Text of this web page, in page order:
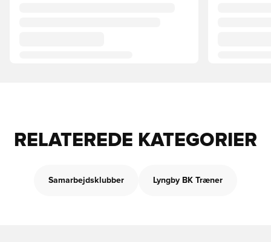
RELATEREDE KATEGORIER
Samarbejdsklubber Lyngby BK Træner